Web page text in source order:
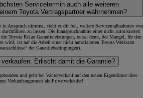
Servicetermin auch alle weiteren
Toyota Vertragspartner wahrnehmen?
in Anspruch nimmst, steht es dir frei, weitere Servicemaßnahmen von
zu lassen. Die Inanspruchnahme einer nicht autorisierten
Toyota Relax Garantieleistungen, es sei denn, der Mangel, für den
wird, ist auf die Arbeit einer nicht autorisierten Toyota Werkstatt
der Garantiebedingungen).
Erlischt damit die Garantie?
und geht bei Weiterverkauf auf den neuen Eigentümer über.
Verkaufsargument als Privatverkäufer!